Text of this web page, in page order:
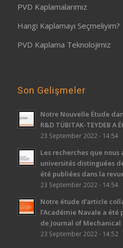
PVD Kaplamalarımız
Hangi Kaplamayı Seçmeliyim?
PVD Kaplama Teknolojimiz
Son Gelişmeler
Notre Nouvelle Étude
R&D TÜBITAK-TEYDEB A
23 September 2022 - 14:54
Les recherches que nous
universités distinguées
été publiées dans la
23 September 2022 - 14:54
Notre étude d’article
l’Académie Navale a
de Journal of
23 September 2022 - 14:52